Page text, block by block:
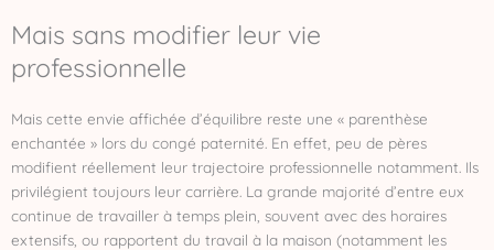
Mais sans modifier leur vie
professionnelle
Mais cette envie affichée d’équilibre reste une « parenthèse
enchantée » lors du congé paternité. En effet, peu de pères
modifient réellement leur trajectoire professionnelle notamment. Ils
privilégient toujours leur carrière. La grande majorité d’entre eux
continue de travailler à temps plein, souvent avec des horaires
extensifs, ou rapportent du travail à la maison (notamment les